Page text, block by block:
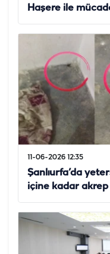
Haşere ile
11-06-2026 12:35
Şanlıurfa’da
içine kadar